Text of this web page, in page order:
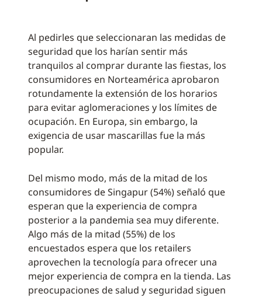
Al pedirles que seleccionaran las medidas de
seguridad que los harían sentir más
tranquilos al comprar durante las fiestas, los
consumidores en Norteamérica aprobaron
rotundamente la extensión de los horarios
para evitar aglomeraciones y los límites de
ocupación. En Europa, sin embargo, la
exigencia de usar mascarillas fue la más
popular.
Del mismo modo, más de la mitad de los
consumidores de Singapur (54%) señaló que
esperan que la experiencia de compra
posterior a la pandemia sea muy diferente.
Algo más de la mitad (55%) de los
encuestados espera que los retailers
aprovechen la tecnología para ofrecer una
mejor experiencia de compra en la tienda. Las
preocupaciones de salud y seguridad siguen